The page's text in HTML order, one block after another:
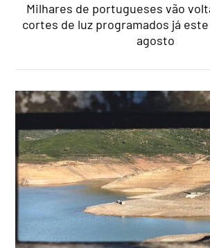
Milhares de portugueses vão
cortes de luz programados já
agosto